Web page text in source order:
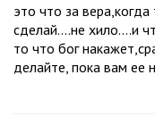
это что за
сделай....не хило....и
то что бог
делайте, пока вам ее